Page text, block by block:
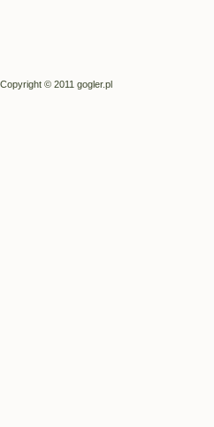
Copyright © 2011 gogler.pl